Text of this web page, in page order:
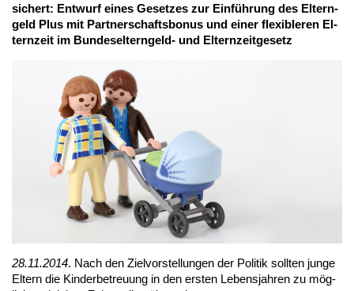
si­chert: Ent­wurf ei­nes Ge­set­zes zur Ein­füh­rung des El­tern­
geld Plus mit Part­ner­schafts­bo­nus und ei­ner fle­xi­ble­ren El­
tern­zeit im Bun­des­el­tern­geld- und El­tern­zeit­ge­setz
28.11.2014. Nach den Ziel­vor­stel­lun­gen der Po­li­tik soll­ten jun­ge
El­tern die Kin­der­be­treu­ung in den ers­ten Le­bens­jah­ren zu mög­